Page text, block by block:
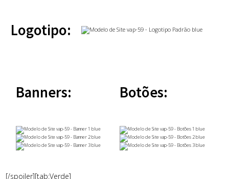
Logotipo:
Banners: Botões:
[/spoiler][tab:Verde]